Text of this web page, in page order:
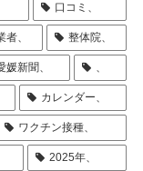
口コミ、
者、 整体院、
媛新聞、 、
カレンダー、
ワクチン接種、
2025年、